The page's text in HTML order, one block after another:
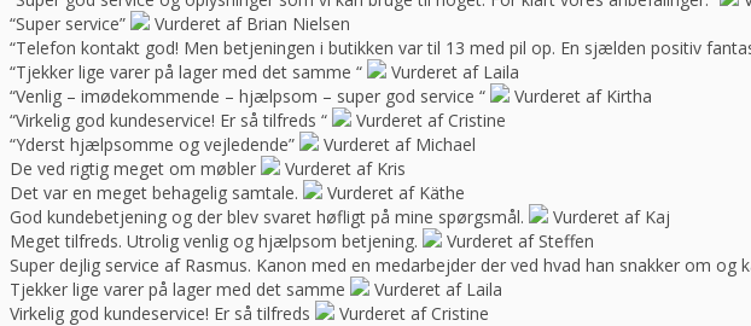
“Super service”
Vurderet af Brian Nielsen
“Telefon kontakt god! Men betjeningen i butikken var til 13 med pil op. En sjælden positiv
“Tjekker lige varer på lager med det samme “
Vurderet af Laila
“Venlig – imødekommende – hjælpsom – super god service “
Vurderet af Kirtha
“Virkelig god kundeservice! Er så tilfreds “
Vurderet af Cristine
“Yderst hjælpsomme og vejledende”
Vurderet af Michael
De ved rigtig meget om møbler
Vurderet af Kris
Det var en meget behagelig samtale.
Vurderet af Käthe
God kundebetjening og der blev svaret høfligt på mine spørgsmål.
Vurderet af Kaj
Meget tilfreds. Utrolig venlig og hjælpsom betjening.
Vurderet af Steffen
Super dejlig service af Rasmus. Kanon med en medarbejder der ved hvad han snakker om og
Tjekker lige varer på lager med det samme
Vurderet af Laila
Virkelig god kundeservice! Er så tilfreds
Vurderet af Cristine